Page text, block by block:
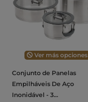
Ver más opciones
Conjunto de Panelas
Empilháveis De Aço
Inonidável - 3...